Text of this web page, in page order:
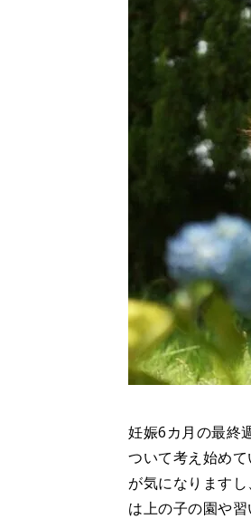
妊娠6カ月の最終
ついて考え始め
が気になります
は上の子の園や